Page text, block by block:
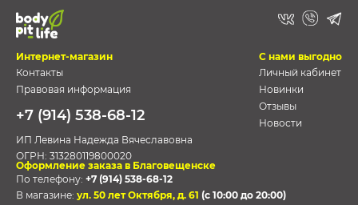
Интернет-магазин
Контакты
Правовая информация
+7 (914) 538-68-12
ИП Левина Надежда Вячеславовна
ОГРН: 313280119800020
С нами выгодно
Личный кабинет
Новинки
Отзывы
Новости
Оформление заказа в Благовещенске
По телефону: +7 (914) 538-68-12
В магазине: ул. 50 лет Октября, д. 61 (с 10:00 до 20:00)